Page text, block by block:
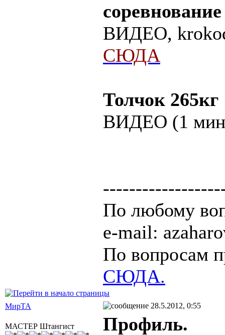
соревнование
ВИДЕО,
СЮДА
Толчок 265кг
ВИДЕО (1
По любому
e-mail:
По вопросам
СЮДА.
МирТА 28.5.2012, 0:55
МАСТЕР Штангист
Профиль.